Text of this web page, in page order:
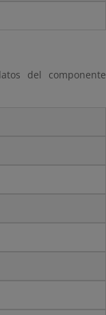
del componente